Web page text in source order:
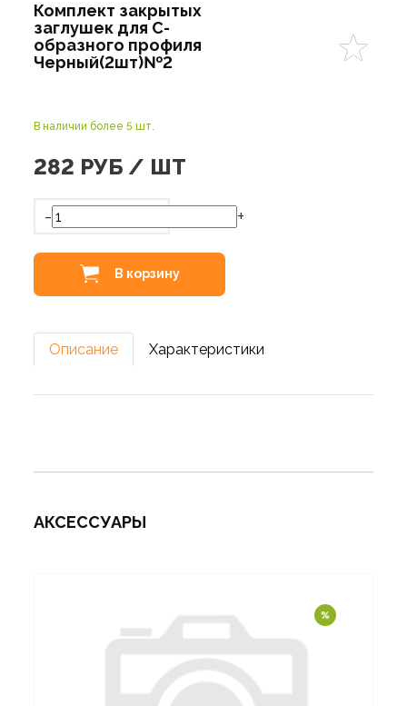
Комплект закрытых
заглушек для С-
образного профиля
Черный(2шт)№2
В наличии более 5 шт.
282 РУБ / ШТ
- +
В корзину
Описание Характеристики
АКСЕССУАРЫ